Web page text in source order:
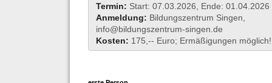
Termin: Start: 07.03.2026, Ende: 01.04.2026
Anmeldung: Bildungszentrum Singen,
info@bildungszentrum-singen.de
Kosten: 175,-- Euro; Ermäßigungen